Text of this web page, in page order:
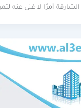
أمرًا لا غنى عنه